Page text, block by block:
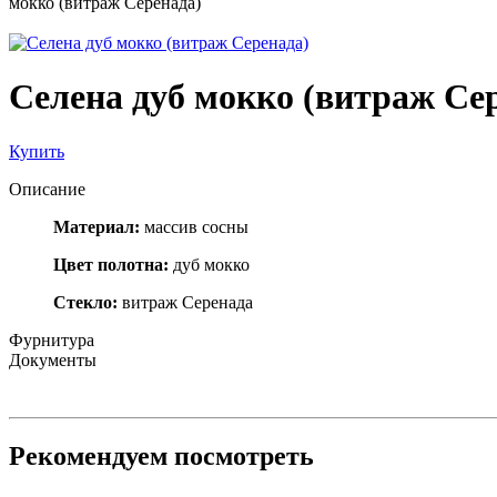
Селена дуб мокко (витраж
Купить
Описание
Материал: массив сосны
Цвет полотна: дуб мокко
Стекло: витраж Серенада
Фурнитура
Документы
Рекомендуем посмотреть